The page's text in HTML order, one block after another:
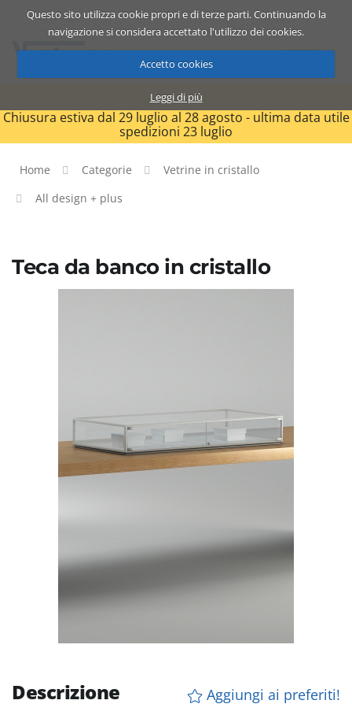
Questo sito utilizza cookie propri e di terze parti. Continuando la
navigazione si considera accettato l'utilizzo dei cookies.
Accetto cookies
Leggi di più
Catalogo Carrello ITA
Chiusura estiva dal 29 luglio al 28 agosto - ultima data utile
spedizioni 23 luglio
Home Categorie
Vetrine in cristallo
All design + plus
Teca da banco in cristallo
Descrizione
Aggiungi ai preferiti!